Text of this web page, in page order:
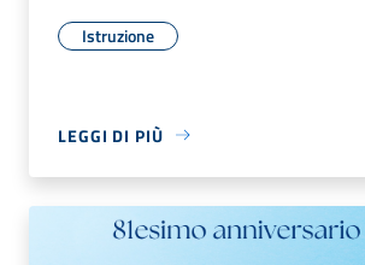
Istruzione
LEGGI DI PIÙ